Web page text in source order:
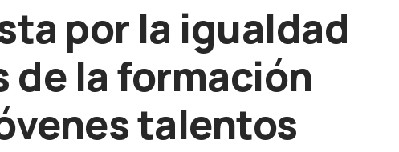
por la igualdad
de la formación
talentos